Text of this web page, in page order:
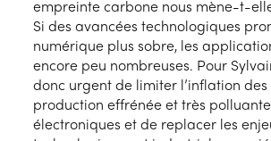
empreinte carbone nous mène-t-
Si des avancées technologiques
numérique plus sobre, les
encore peu nombreuses. Pour
donc urgent de limiter l’inflation des
production effrénée et très
électroniques et de replacer les